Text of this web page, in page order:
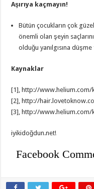
Aşırıya kaçmayın!
Bütün çocukların çok
önemli olan şeyin
olduğu yanılgısına düşme
Kaynaklar
[1], http://
[2], http://
[3], http://
iyikidoğdun.net!
Facebook